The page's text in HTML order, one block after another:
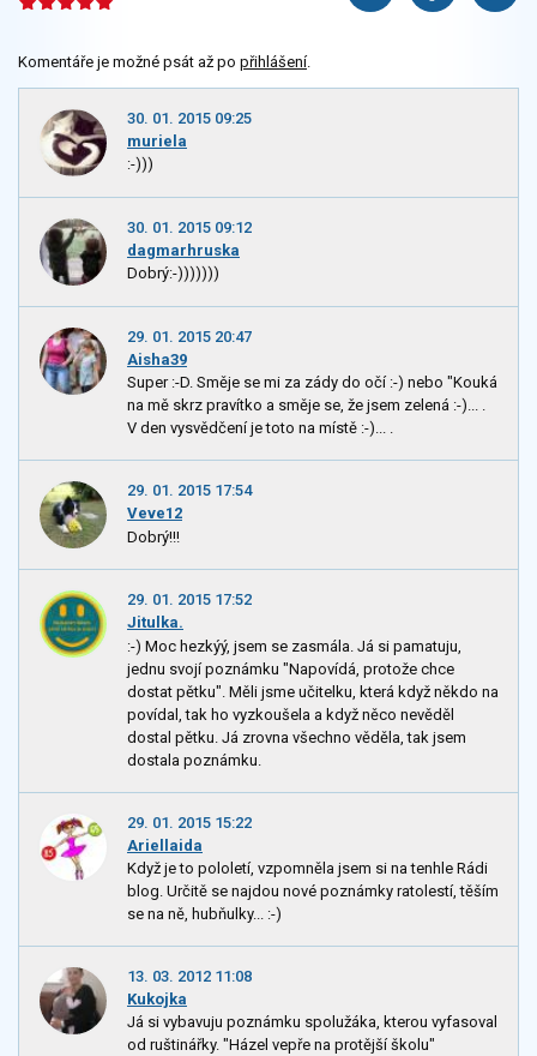
Komentáře je možné psát až po přihlášení.
30. 01. 2015 09:25
muriela
:-)))
30. 01. 2015 09:12
dagmarhruska
Dobrý:-)))))))
29. 01. 2015 20:47
Aisha39
Super :-D. Směje se mi za zády do očí :-) nebo "Kouká
na mě skrz pravítko a směje se, že jsem zelená :-)... .
V den vysvědčení je toto na místě :-)... .
29. 01. 2015 17:54
Veve12
Dobrý!!!
29. 01. 2015 17:52
Jitulka.
:-) Moc hezkýý, jsem se zasmála. Já si pamatuju,
jednu svojí poznámku "Napovídá, protože chce
dostat pětku". Měli jsme učitelku, která když někdo na
povídal, tak ho vyzkoušela a když něco nevěděl
dostal pětku. Já zrovna všechno věděla, tak jsem
dostala poznámku.
29. 01. 2015 15:22
Ariellaida
Když je to pololetí, vzpomněla jsem si na tenhle Rádi
blog. Určitě se najdou nové poznámky ratolestí, těším
se na ně, hubňulky... :-)
13. 03. 2012 11:08
Kukojka
Já si vybavuju poznámku spolužáka, kterou vyfasoval
od ruštinářky. "Házel vepře na protější školu"